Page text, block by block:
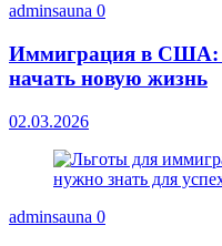
adminsauna 0
Иммиграция в США:
начать новую жизнь
02.03.2026
adminsauna 0